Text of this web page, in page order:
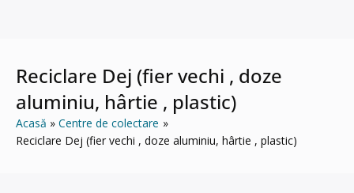
Reciclare Dej (fier vechi , doze
aluminiu, hârtie , plastic)
Acasă
Centre de colectare
Reciclare Dej (fier vechi , doze aluminiu, hârtie , plastic)